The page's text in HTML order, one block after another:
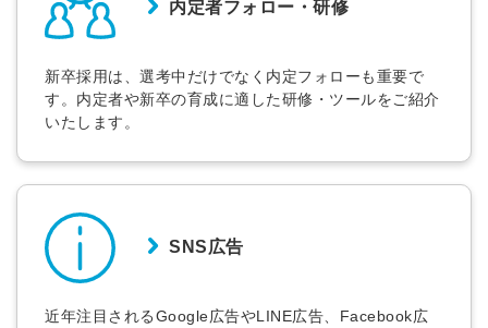
内定者フォロー・研修
新卒採用は、選考中だけでなく内定フォローも重要で
す。内定者や新卒の育成に適した研修・ツールをご紹介
いたします。
SNS広告
近年注目されるGoogle広告やLINE広告、Facebook広
要です。
簡単10秒！無料会員登録
ビュー記事が読める
ートが届く